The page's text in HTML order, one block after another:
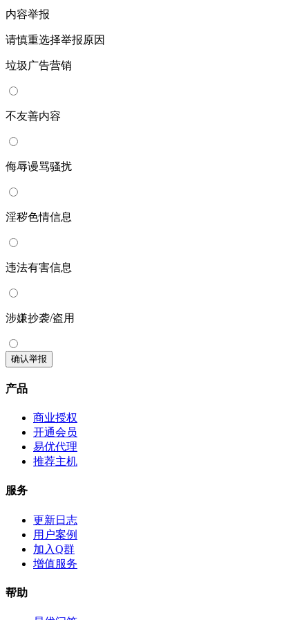
内容举报
请慎重选择举报原因
垃圾广告营销
不友善内容
侮辱谩骂骚扰
淫秽色情信息
违法有害信息
涉嫌抄袭/盗用
确认举报
产品
商业授权
开通会员
易优代理
推荐主机
服务
更新日志
用户案例
加入Q群
增值服务
帮助